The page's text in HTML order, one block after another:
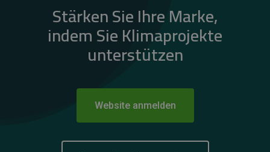
Stärken Sie Ihre Marke,
indem Sie Klimaprojekte
unterstützen
Website anmelden